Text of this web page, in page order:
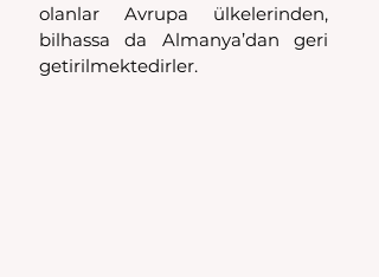
olanlar Avrupa ülkelerinden,
bilhassa da Almanya’dan geri
getirilmektedirler.